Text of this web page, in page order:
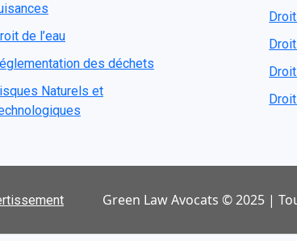
de l’eau
des déchets
Naturels et
Green Law Avocats © 2025 |